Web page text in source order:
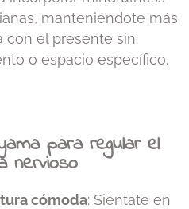
manteniéndote más
con el presente sin
o espacio específico.
para regular el
nervioso
cómoda: Siéntate en